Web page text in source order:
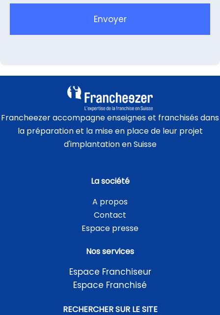
Francheezer accompagne enseignes et franchisés dans
la préparation et la mise en place de leur projet
d'implantation en Suisse
La société
A propos
Contact
Espace presse
Nos services
Espace Franchiseur
Espace Franchisé
RECHERCHER SUR LE SITE